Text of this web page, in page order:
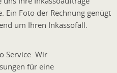
Foto der Rechnung genügt
um Ihren Inkassofall.